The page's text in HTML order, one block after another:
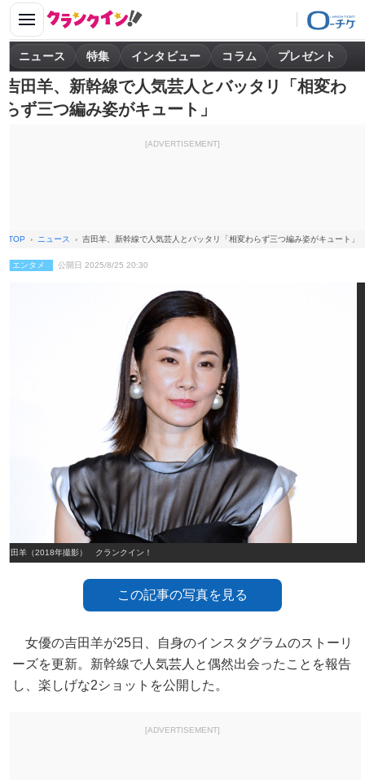
ニュース 特集 インタビュー コラム プレゼント
吉田羊、新幹線で人気芸人とバッタリ「相変わ
らず三つ編み姿がキュート」
[ADVERTISEMENT]
TOP ニュース 吉田羊、新幹線で人気芸人とバッタリ「相変わらず三つ編み姿がキュート」
エンタメ 公開日 2025/8/25 20:30
吉田羊（2018年撮影） クランクイン！
この記事の写真を見る
女優の吉田羊が25日、自身のインスタグラムのストーリ
ーズを更新。新幹線で人気芸人と偶然出会ったことを報告
し、楽しげな2ショットを公開した。
[ADVERTISEMENT]